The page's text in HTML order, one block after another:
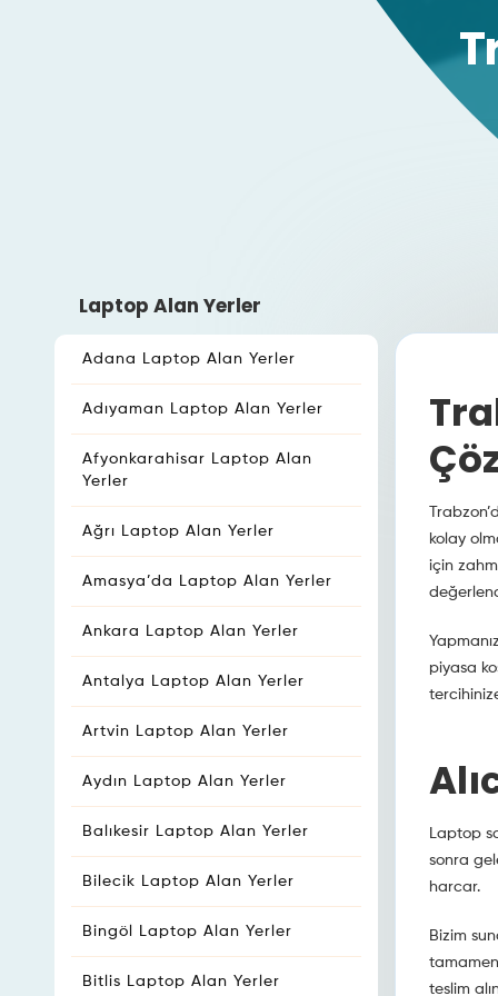
kolay
için
piyasa
Laptop
sonra
harcar.
Bizim
tamamen
teslim
Laptop Alan Yerler
Adana Laptop Alan Yerler
Adıyaman Laptop Alan Yerler
Afyonkarahisar Laptop Alan
Yerler
Ağrı Laptop Alan Yerler
Amasya’da Laptop Alan Yerler
Ankara Laptop Alan Yerler
Antalya Laptop Alan Yerler
Artvin Laptop Alan Yerler
Aydın Laptop Alan Yerler
Balıkesir Laptop Alan Yerler
Bilecik Laptop Alan Yerler
Bingöl Laptop Alan Yerler
Bitlis Laptop Alan Yerler